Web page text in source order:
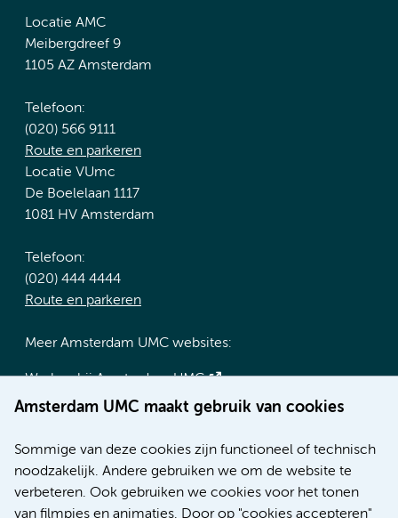
Amsterdam UMC maakt gebruik van cookies
Sommige van deze cookies zijn functioneel of technisch
noodzakelijk. Andere gebruiken we om de website te
verbeteren. Ook gebruiken we cookies voor het tonen
van filmpjes en animaties. Door op "cookies accepteren"
Locatie AMC
Meibergdreef 9
1105 AZ Amsterdam
Telefoon:
(020) 566 9111
Route en parkeren
Locatie VUmc
De Boelelaan 1117
1081 HV Amsterdam
Telefoon:
(020) 444 4444
Route en parkeren
Meer Amsterdam UMC websites:
Werken bij Amsterdam UMC
Over Amsterdam UMC
Research
Educatie locatie AMC
Educatie locatie VUmc